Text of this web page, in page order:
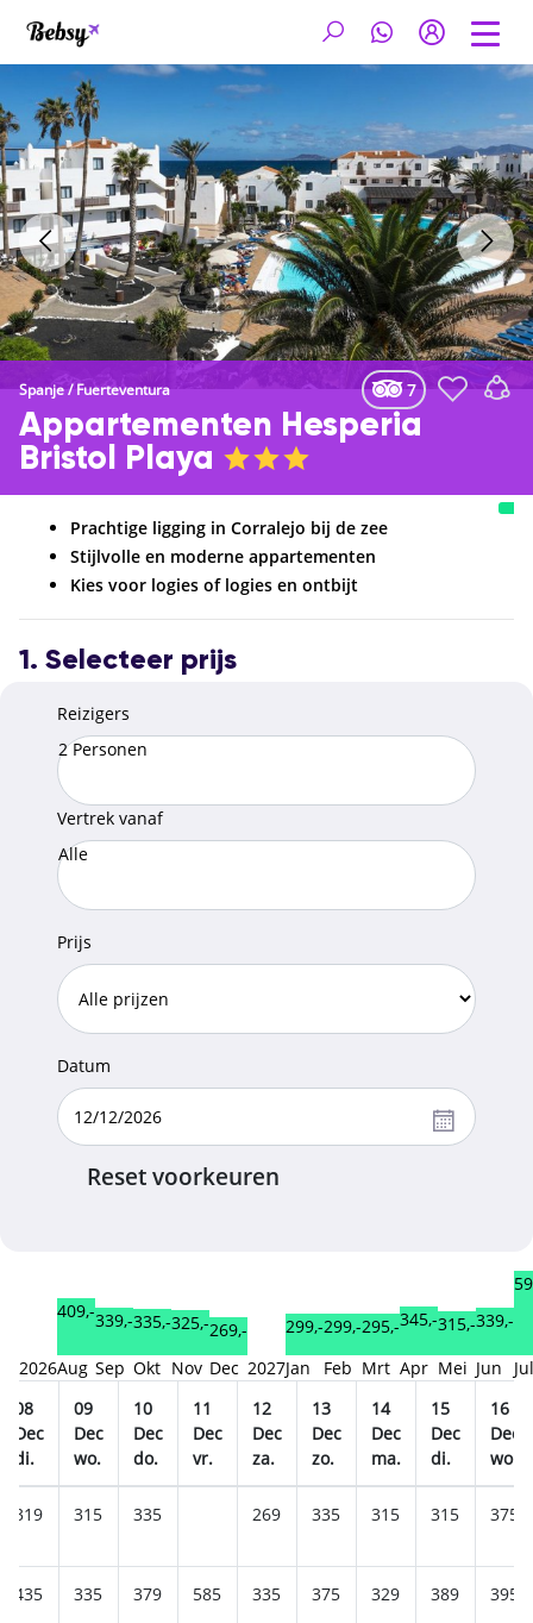
Spanje/Fuerteventura 7
Appartementen Hesperia
Bristol Playa
Prachtige ligging in Corralejo bij de zee
Stijlvolle en moderne appartementen
Kies voor logies of logies en ontbijt
1. Selecteer prijs
Reizigers
2 Personen
Vertrek vanaf
Alle
Prijs
Datum
Reset voorkeuren
2026
409,-
Aug
339,-
Sep
335,-
Okt
325,-
Nov
269,-
Dec 2027
299,-
Jan
299,-
Feb
295,-
Mrt
345,-
Apr
315,-
Mei
339,-
Jun
Jul
08
Dec
di.
09
Dec
wo.
10
Dec
do.
11
Dec
vr.
12
Dec
za.
13
Dec
zo.
14
Dec
ma.
15
Dec
di.
16
Dec
wo.
319 315 335 269 335 315 315 375
435 335 379 585 335 375 329 389 395